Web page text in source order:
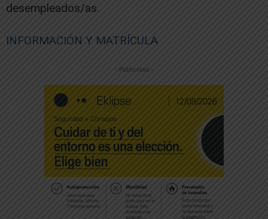
desempleados/as.
INFORMACIÓN Y MATRÍCULA
-- Publicidad --